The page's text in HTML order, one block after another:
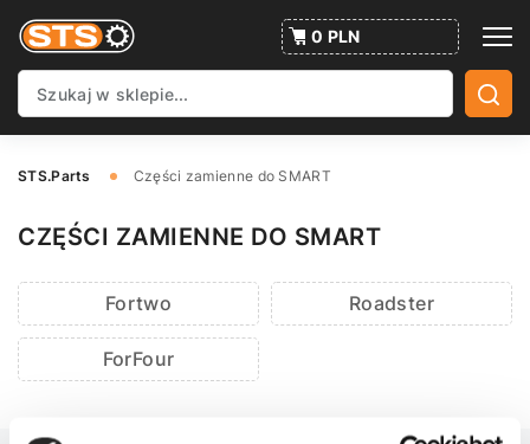
0 PLN
STS.Parts Części zamienne do SMART
CZĘŚCI ZAMIENNE DO SMART
Fortwo Roadster
ForFour